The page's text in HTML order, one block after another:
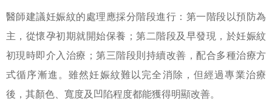
醫師建議妊娠紋的處理應採分階段進行：第一階段以預防為
主，從懷孕初期就開始保養；第二階段及早發現，於妊娠紋
初現時即介入治療；第三階段則持續改善，配合多種治療方
式循序漸進。雖然妊娠紋難以完全消除，但經過專業治療
後，其顏色、寬度及凹陷程度都能獲得明顯改善。